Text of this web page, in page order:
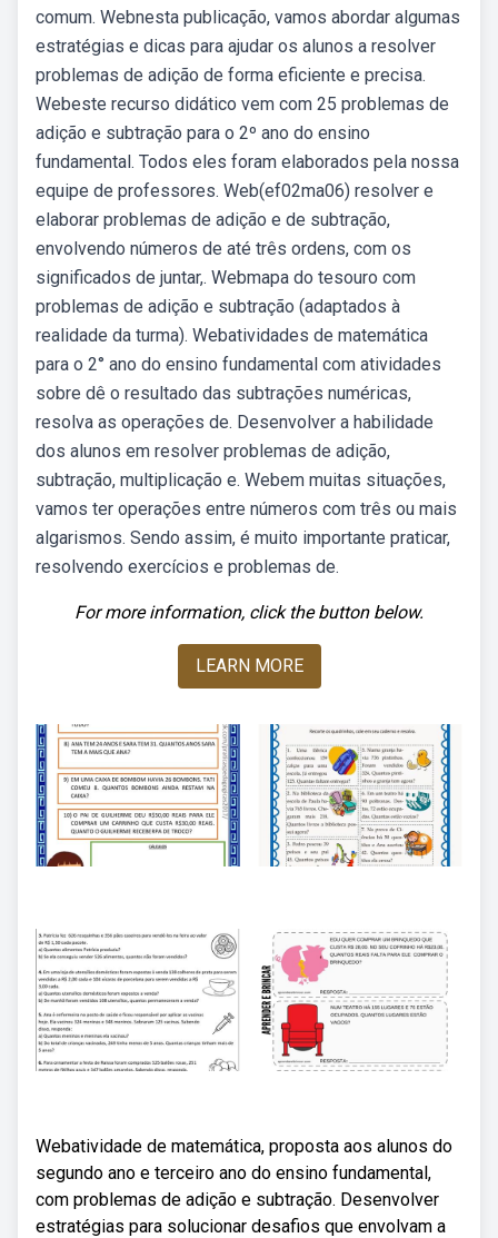
comum. Webnesta publicação, vamos abordar algumas
estratégias e dicas para ajudar os alunos a resolver
problemas de adição de forma eficiente e precisa.
Webeste recurso didático vem com 25 problemas de
adição e subtração para o 2º ano do ensino
fundamental. Todos eles foram elaborados pela nossa
equipe de professores. Web(ef02ma06) resolver e
elaborar problemas de adição e de subtração,
envolvendo números de até três ordens, com os
significados de juntar,. Webmapa do tesouro com
problemas de adição e subtração (adaptados à
realidade da turma). Webatividades de matemática
para o 2° ano do ensino fundamental com atividades
sobre dê o resultado das subtrações numéricas,
resolva as operações de. Desenvolver a habilidade
dos alunos em resolver problemas de adição,
subtração, multiplicação e. Webem muitas situações,
vamos ter operações entre números com três ou mais
algarismos. Sendo assim, é muito importante praticar,
resolvendo exercícios e problemas de.
For more information, click the button below.
LEARN MORE
Webatividade de matemática, proposta aos alunos do
segundo ano e terceiro ano do ensino fundamental,
com problemas de adição e subtração. Desenvolver
estratégias para solucionar desafios que envolvam a